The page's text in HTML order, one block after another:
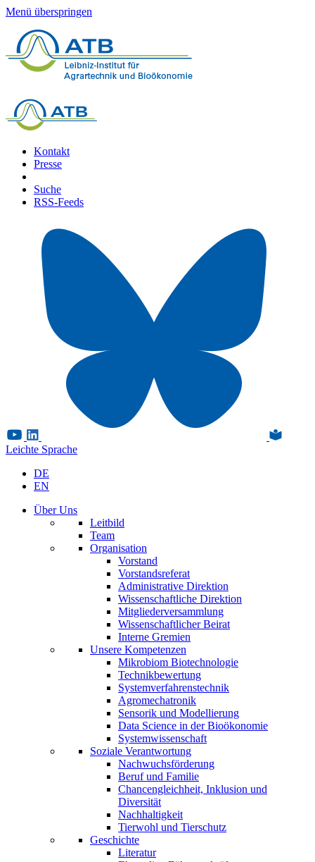
Menü überspringen
Kontakt
Presse
Suche
RSS-Feeds
Leichte Sprache
DE
EN
Über Uns
Leitbild
Team
Organisation
Vorstand
Vorstandsreferat
Administrative Direktion
Wissenschaftliche Direktion
Mitgliederversammlung
Wissenschaftlicher Beirat
Interne Gremien
Unsere Kompetenzen
Mikrobiom Biotechnologie
Technikbewertung
Systemverfahrenstechnik
Agromechatronik
Sensorik und Modellierung
Data Science in der Bioökonomie
Systemwissenschaft
Soziale Verantwortung
Nachwuchsförderung
Beruf und Familie
Chancengleichheit, Inklusion und
Diversität
Nachhaltigkeit
Tierwohl und Tierschutz
Geschichte
Literatur